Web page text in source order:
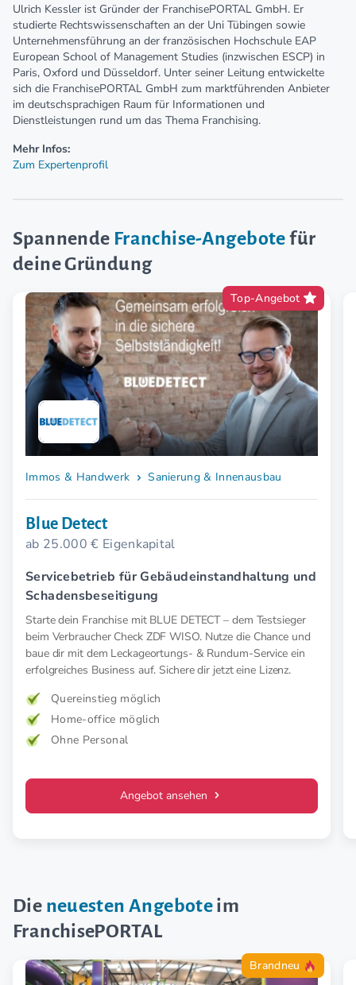
Ulrich Kessler ist Gründer der FranchisePORTAL GmbH. Er
studierte Rechtswissenschaften an der Uni Tübingen sowie
Unternehmensführung an der französischen Hochschule EAP
European School of Management Studies (inzwischen ESCP) in
Paris, Oxford und Düsseldorf. Unter seiner Leitung entwickelte
sich die FranchisePORTAL GmbH zum marktführenden Anbieter
im deutschsprachigen Raum für Informationen und
Dienstleistungen rund um das Thema Franchising.
Mehr Infos:
Zum Expertenprofil
Spannende Franchise-Angebotefür
deine Gründung
Top-Angebot
Immos & Handwerk Sanierung & Innenausbau
Blue Detect
ab 25.000 € Eigenkapital
Servicebetrieb für Gebäudeinstandhaltung und
Schadensbeseitigung
Starte dein Franchise mit BLUE DETECT – dem Testsieger
beim Verbraucher Check ZDF WISO. Nutze die Chance und
baue dir mit dem Leckageortungs- & Rundum-Service ein
erfolgreiches Business auf. Sichere dir jetzt eine Lizenz.
Quereinstieg möglich
Home-office möglich
Ohne Personal
Angebot ansehen
Die neuesten Angeboteim
FranchisePORTAL
Brandneu